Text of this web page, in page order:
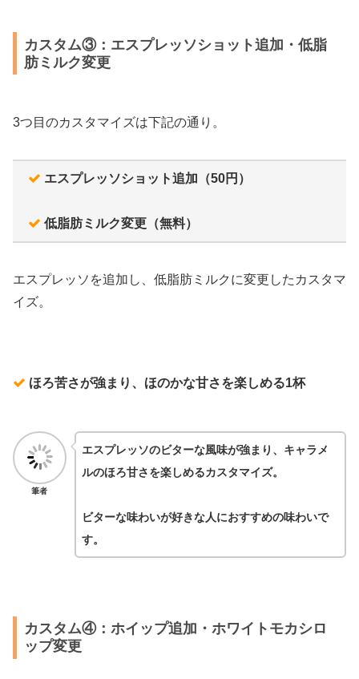
カスタム③：エスプレッソショット追加・低脂
肪ミルク変更
3つ目のカスタマイズは下記の通り。
エスプレッソショット追加（50円）
低脂肪ミルク変更（無料）
エスプレッソを追加し、低脂肪ミルクに変更したカスタマ
イズ。
ほろ苦さが強まり、ほのかな甘さを楽しめる1杯
筆者
エスプレッソのビターな風味が強まり、キャラメ
ルのほろ甘さを楽しめるカスタマイズ。
ビターな味わいが好きな人におすすめの味わいで
す。
カスタム④：ホイップ追加・ホワイトモカシロ
ップ変更